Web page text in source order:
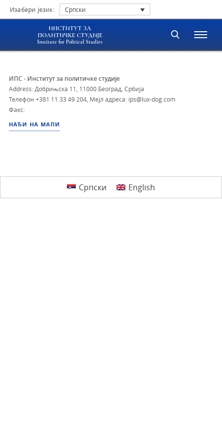
Изабери језик: Српски
ИНСТИТУТ ЗА
ПОЛИТИЧКЕ СТУДИЈЕ
Institute for Political Studies
ИПС - Институт за политичке студије
Address: Добрињска 11, 11000 Београд, Србија
Телефон +381 11 33 49 204 Мејл адреса: ips@lux-dog.com
Факс:
НАЂИ НА МАПИ
Српски English